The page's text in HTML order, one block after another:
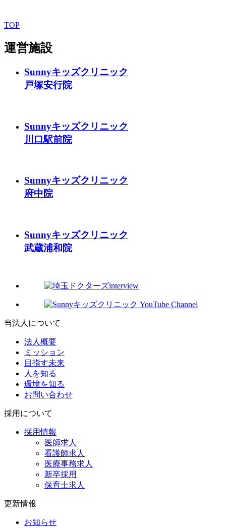
TOP
運営施設
Sunnyキッズクリニック
戸塚安行院
Sunnyキッズクリニック
川口駅前院
Sunnyキッズクリニック
府中院
Sunnyキッズクリニック
武蔵浦和院
当法人について
法人概要
ミッション
目指す未来
人を知る
環境を知る
お問い合わせ
採用について
採用情報
医師求人
看護師求人
医療事務求人
新卒採用
保育士求人
更新情報
お知らせ